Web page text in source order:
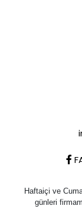
Haftaiçi ve
günleri